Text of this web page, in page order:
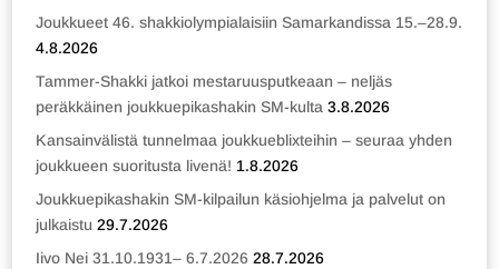
Joukkueet 46. shakkiolympialaisiin Samarkandissa 15.–28.9.
4.8.2026
Tammer-Shakki jatkoi mestaruusputkeaan – neljäs
peräkkäinen joukkuepikashakin SM-kulta 3.8.2026
Kansainvälistä tunnelmaa joukkueblixteihin – seuraa yhden
joukkueen suoritusta livenä! 1.8.2026
Joukkuepikashakin SM-kilpailun käsiohjelma ja palvelut on
julkaistu 29.7.2026
Iivo Nei 31.10.1931– 6.7.2026 28.7.2026